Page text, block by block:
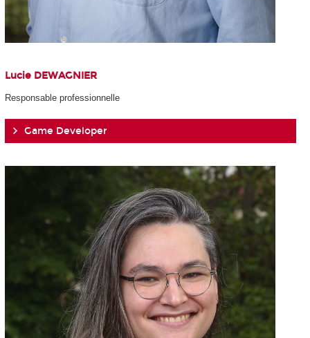
Lucie DEWAGNIER
Responsable professionnelle
Game Developer